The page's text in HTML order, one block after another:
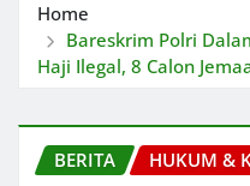
Home
Bareskrim Polri
Haji Ilegal, 8 Calon
BERITA HUKUM &